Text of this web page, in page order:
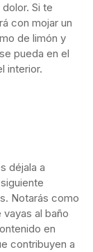
Si te
con mojar un
de limón y
pueda en el
interior.
déjala a
Notarás como
al baño
en
contribuyen a